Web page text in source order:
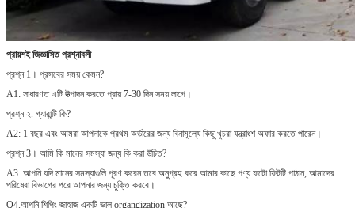
প্রায়শই জিজ্ঞাসিত প্রশ্নাবলী
প্রশ্ন 1। প্রসবের সময় কেমন?
A1: সাধারণত এটি উত্পাদন করতে প্রায় 7-30 দিন সময় লাগে।
প্রশ্ন ২. গ্যারান্টি কি?
A2: 1 বছর এবং আমরা আপনাকে প্রথম অর্ডারের জন্য বিনামূল্যে কিছু খুচরা যন্ত্রাংশ অফার করতে পারেন।
প্রশ্ন 3। আমি কি মানের সমস্যা জন্য কি করা উচিত?
A3: আপনি যদি মানের সমস্যাগুলি পূরণ করেন তবে অনুগ্রহ করে আমার কাছে পণ্য ফটো ফিটটি পাঠান, আমাদের
পরিষেবা বিভাগের পরে আপনার জন্য চুক্তি করবে।
Q4.আপনি শিপিং জাহাজ একটি ভাল organgization আছে?